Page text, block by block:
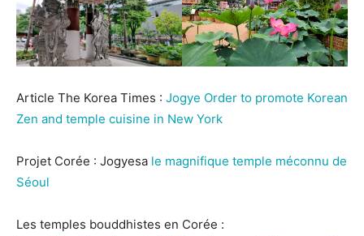
Article The Korea Times : Jogye Order to promote Korean
Zen and temple cuisine in New York
Projet Corée : Jogyesa le magnifique temple méconnu de
Séoul
Les temples bouddhistes en Corée :